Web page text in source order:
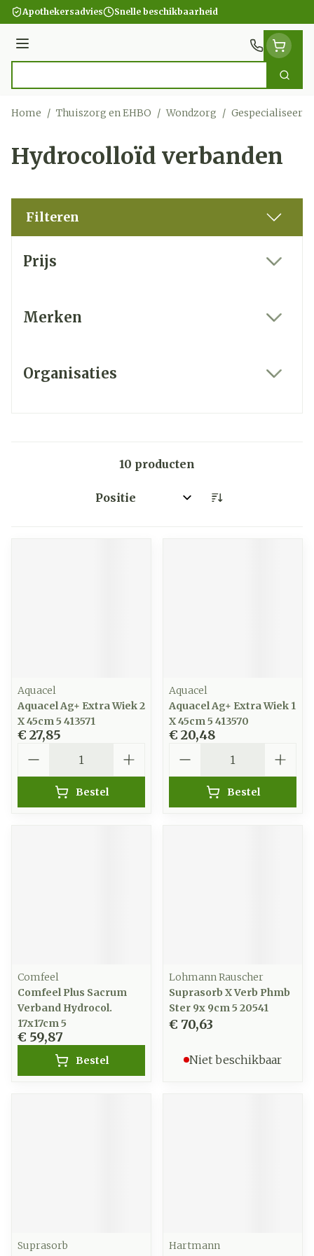
Ga naar de inhoud
Apothekersadvies Snelle beschikbaarheid
Menu
Zoek
Home / Thuiszorg en EHBO / Wondzorg /
Hydrocolloïd verbanden
Filteren
Prijs
Merken
Organisaties
10 producten
Sorteer op:
Aquacel
Aquacel Ag+ Extra Wiek 2
X 45cm 5 413571
€ 27,85
Bestel
Aquacel
Aquacel Ag+ Extra Wiek 1
X 45cm 5 413570
€ 20,48
Bestel
Comfeel
Comfeel Plus Sacrum
Verband Hydrocol.
17x17cm 5
€ 59,87
Bestel
Lohmann Rauscher
Suprasorb X Verb Phmb
Ster 9x 9cm 5 20541
€ 70,63
Niet beschikbaar
Suprasorb
Hartmann